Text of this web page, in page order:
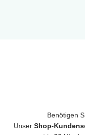
Benötigen
Unser Shop-